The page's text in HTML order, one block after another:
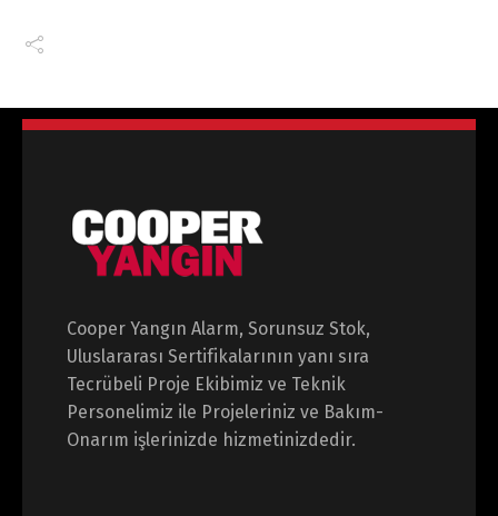
Cooper Yangın Alarm, Sorunsuz Stok,
Uluslararası Sertifikalarının yanı sıra
Tecrübeli Proje Ekibimiz ve Teknik
Personelimiz ile Projeleriniz ve Bakım-
Onarım işlerinizde hizmetinizdedir.